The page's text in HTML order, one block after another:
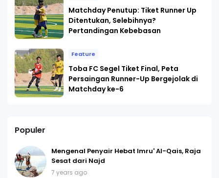
Matchday Penutup: Tiket Runner Up
Ditentukan, Selebihnya?
Pertandingan Kebebasan
Feature
Toba FC Segel Tiket Final, Peta
Persaingan Runner-Up Bergejolak di
Matchday ke-6
Populer
Mengenal Penyair Hebat Imru' Al-Qais, Raja
Sesat dari Najd
7 years ago